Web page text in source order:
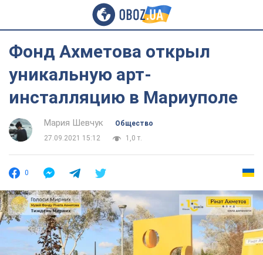
Фонд Ахметова открыл
уникальную арт-
инсталляцию в Мариуполе
Мария Шевчук
Общество
27.09.2021 15:12
1,0 т.
0